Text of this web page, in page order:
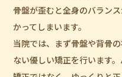
骨盤が歪むと全身のバラン
かってしまいます。
当院では、まず骨盤や背骨
ない優しい矯正を行います